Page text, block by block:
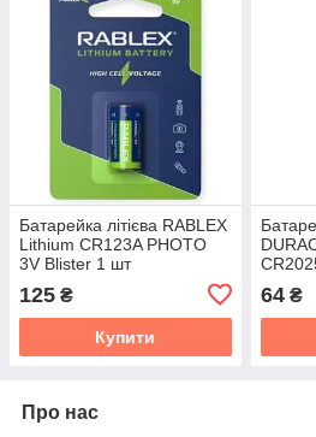
Батарейка літієва RABLEX
Lithium CR123A PHOTO
3V Blister 1 шт
125 ₴
Купити
64₴
Про нас